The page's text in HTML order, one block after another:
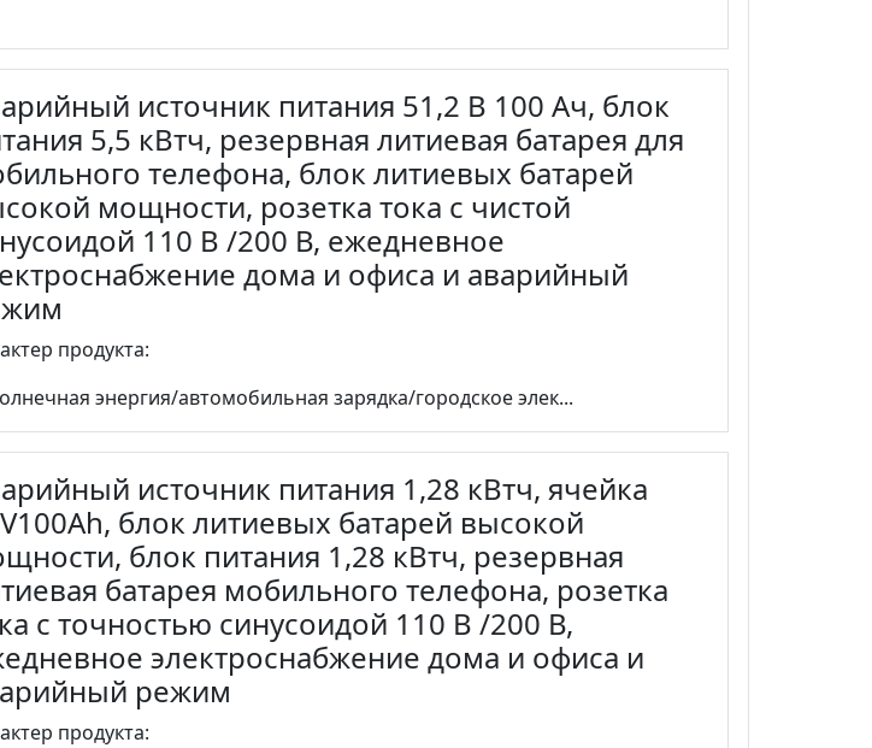
источник питания 51,2 В 100 Ач, блок
5,5 кВтч, резервная литиевая батарея для
телефона, блок литиевых батарей
мощности, розетка тока с чистой
110 В /200 В, ежедневное
дома и офиса и аварийный
продукта:
энергия/автомобильная зарядка/городское элек...
источник питания 1,28 кВтч, ячейка
блок литиевых батарей высокой
блок питания 1,28 кВтч, резервная
батарея мобильного телефона, розетка
с точностью синусоидой 110 В /200 В,
электроснабжение дома и офиса и
режим
продукта: